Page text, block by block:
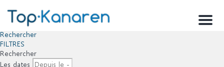
Menu
Rechercher
FILTRES
Rechercher
Les dates